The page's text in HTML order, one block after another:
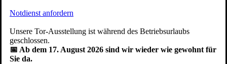
Notdienst anfordern
Unsere Tor-Ausstellung ist während des Betriebsurlaubs
geschlossen.
📅 Ab dem 17. August 2026 sind wir wieder wie gewohnt für
Sie da.
Werksausstellung Anfahrt
Renovierung / Modernisierung
Kundendienst / Reparatur
Prüfung BG/TÜV